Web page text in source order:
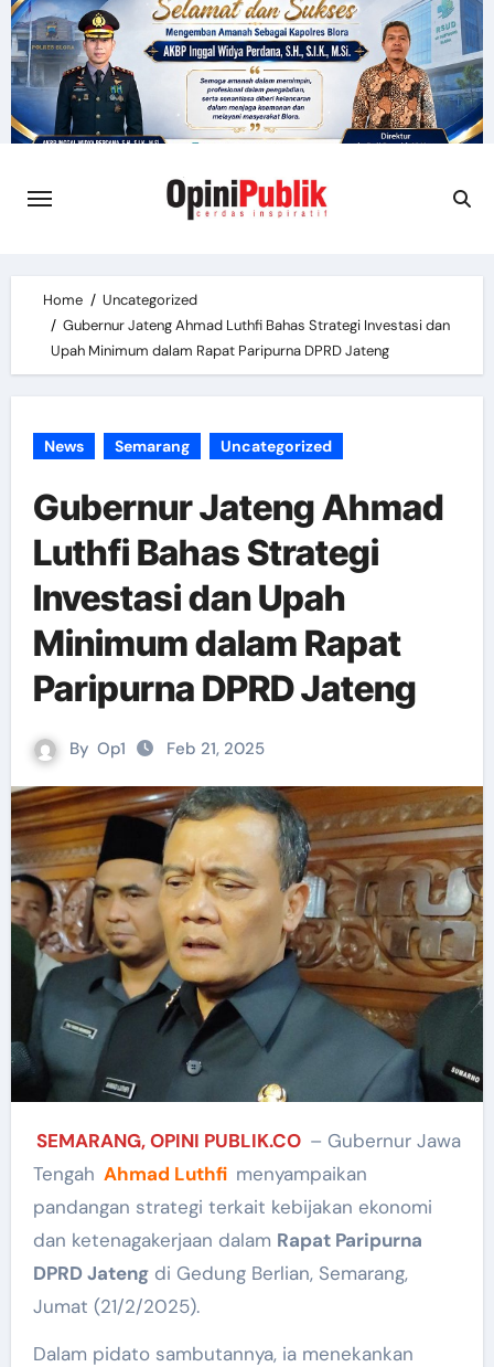
Skip
to
content
Home
Uncategorized
Gubernur Jateng Ahmad Luthfi Bahas Strategi Investasi dan
Upah Minimum dalam Rapat Paripurna DPRD Jateng
News Semarang Uncategorized
Gubernur Jateng Ahmad
Luthfi Bahas Strategi
Investasi dan Upah
Minimum dalam Rapat
Paripurna DPRD Jateng
By Op1 Feb 21, 2025
SEMARANG, OPINI PUBLIK.CO – Gubernur Jawa
Tengah Ahmad Luthfi menyampaikan
pandangan strategi terkait kebijakan ekonomi
dan ketenagakerjaan dalam Rapat Paripurna
DPRD Jatengdi Gedung Berlian, Semarang,
Jumat (21/2/2025).
Dalam pidato sambutannya, ia menekankan